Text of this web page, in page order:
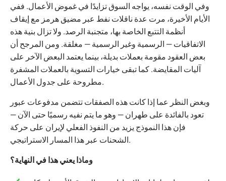
وفي الوقت نفسه، يواجه السوق تزايدًا في غموض الأعمال. ففي
الأيام الأخيرة، مرت عدة ناقلات نفط عبر مضيق هرمز مع إيقاف
أنظمة التتبع الخاصة بها، متجنبة الرصد. ولا تزال بنية هذه
الاتفاقيات — الرسمية وغير الرسمية — مغلقة. ومن المرجح أن
بعض العقود مقومة بعملات بديلة، بينما يعتمد البعض الآخر على
آليات المقايضة. كما تبقى خيارات التسوية بالعملات المشفرة
مطروحة على جدول الأعمال.
وبغض النظر عما إذا كانت هذه الصفقات تتضمن مدفوعات عبور
تعود بالفائدة على طهران — وهو ما يتم نفيه رسميًا حتى الآن —
فإن هذا النموذج يزيد من النفوذ الفعلي لإيران على حركة
الشحنات عبر هذا المسار الاستراتيجي.
وماذا يعني هذا في النهاية؟